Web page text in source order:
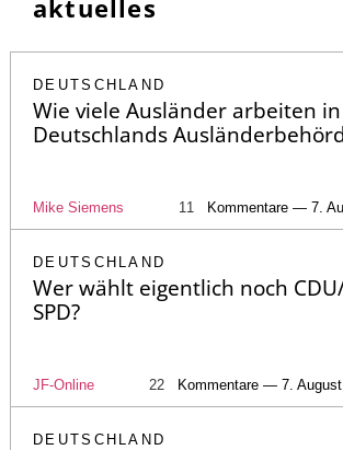
aktuelles
DEUTSCHLAND
Wie viele Ausländer arbeiten in
Deutschlands
Mike Siemens 11 Kommentare — 7.
DEUTSCHLAND
Wer wählt eigentlich noch
SPD?
JF-Online 22 Kommentare — 7.
DEUTSCHLAND